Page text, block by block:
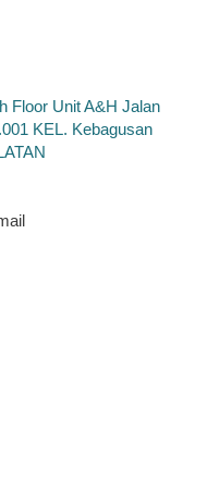
Floor Unit A&H Jalan
KEL. Kebagusan